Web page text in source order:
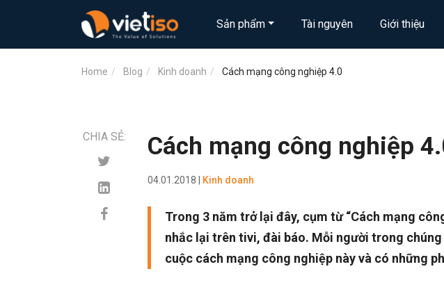
Sản phẩm Tài nguyên Giới thiệu
Home Blog Kinh doanh Cách mạng công nghiệp 4.0
CHIA SẺ: Cách mạng công nghiệp
04.01.2018 | Kinh doanh
Trong 3 năm trở lại đây, cụm từ “Cách mạng
nhắc lại trên tivi, đài báo. Mỗi người trong
cuộc cách mạng công nghiệp này và có những